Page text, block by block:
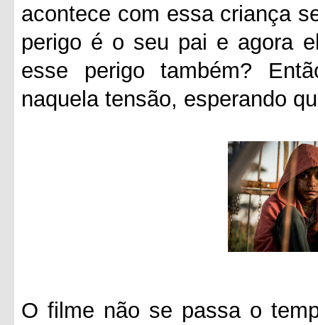
acontece com essa criança
perigo é o seu pai e agora
esse perigo também?
naquela tensão, esperando
O filme não se passa o